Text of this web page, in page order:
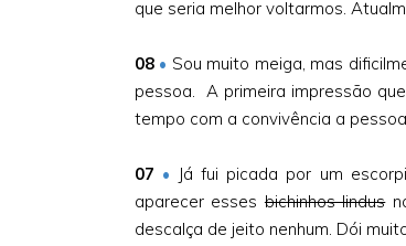
que seria melhor voltarmos.
08 • Sou muito meiga, mas
pessoa. A primeira impressão
tempo com a convivência a
07 • Já fui picada por um
aparecer essesbichinhos lindus
descalça de jeito nenhum. Dói